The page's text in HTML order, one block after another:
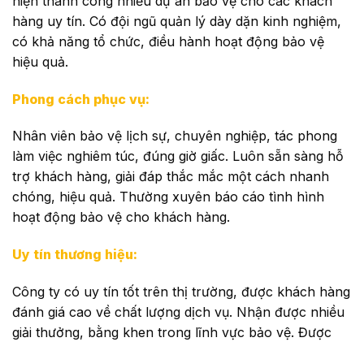
hàng uy tín. Có đội ngũ quản lý dày dặn kinh nghiệm,
có khả năng tổ chức, điều hành hoạt động bảo vệ
hiệu quả.
Phong cách phục vụ:
Nhân viên bảo vệ lịch sự, chuyên nghiệp, tác phong
làm việc nghiêm túc, đúng giờ giấc. Luôn sẵn sàng hỗ
trợ khách hàng, giải đáp thắc mắc một cách nhanh
chóng, hiệu quả. Thường xuyên báo cáo tình hình
hoạt động bảo vệ cho khách hàng.
Uy tín thương hiệu:
Công ty có uy tín tốt trên thị trường, được khách hàng
đánh giá cao về chất lượng dịch vụ. Nhận được nhiều
giải thưởng, bằng khen trong lĩnh vực bảo vệ. Được